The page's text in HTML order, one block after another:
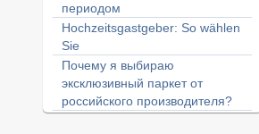
периодом
Hochzeitsgastgeber: So wählen
Sie
Почему я выбираю
эксклюзивный паркет от
российского производителя?